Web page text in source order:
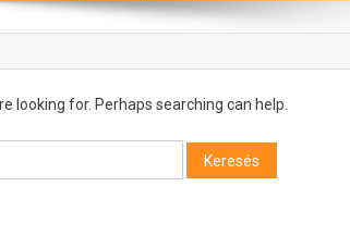
looking for. Perhaps searching can help.